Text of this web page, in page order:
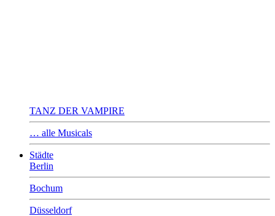
TANZ DER VAMPIRE
… alle Musicals
Städte
Berlin
Bochum
Düsseldorf